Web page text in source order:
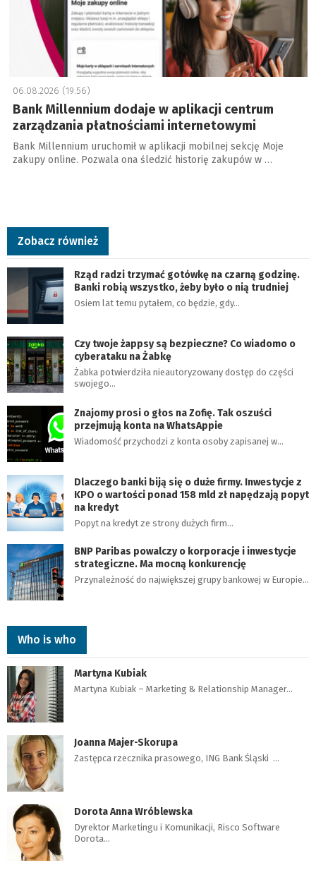
06.08.2026 (19:56)
Bank Millennium dodaje w aplikacji centrum
zarządzania płatnościami internetowymi
Bank Millennium uruchomił w aplikacji mobilnej sekcję Moje
zakupy online. Pozwala ona śledzić historię zakupów w …
Zobacz również
Rząd radzi trzymać gotówkę na czarną godzinę.
Banki robią wszystko, żeby było o nią trudniej
Osiem lat temu pytałem, co będzie, gdy…
Czy twoje żappsy są bezpieczne? Co wiadomo o
cyberataku na Żabkę
Żabka potwierdziła nieautoryzowany dostęp do części
swojego…
Znajomy prosi o głos na Zofię. Tak oszuści
przejmują konta na WhatsAppie
Wiadomość przychodzi z konta osoby zapisanej w…
Dlaczego banki biją się o duże firmy. Inwestycje z
KPO o wartości ponad 158 mld zł napędzają popyt
na kredyt
Popyt na kredyt ze strony dużych firm…
BNP Paribas powalczy o korporacje i inwestycje
strategiczne. Ma mocną konkurencję
Przynależność do największej grupy bankowej w Europie…
Who is who
Martyna Kubiak
Martyna Kubiak – Marketing & Relationship Manager…
Joanna Majer-Skorupa
Zastępca rzecznika prasowego, ING Bank Śląski …
Dorota Anna Wróblewska
Dyrektor Marketingu i Komunikacji, Risco Software
Dorota…